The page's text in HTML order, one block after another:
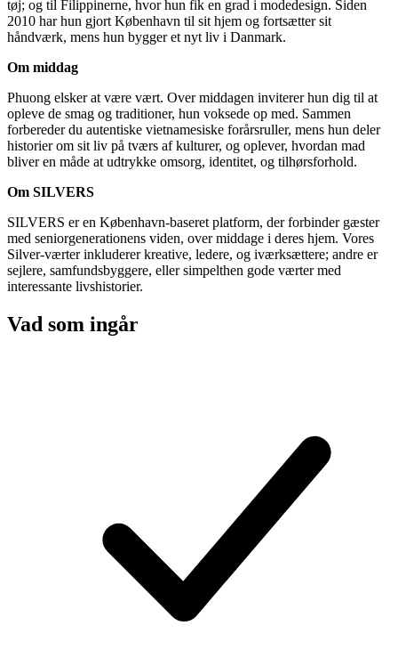
tøj; og til Filippinerne, hvor hun fik en grad i modedesign. Siden
2010 har hun gjort København til sit hjem og fortsætter sit
håndværk, mens hun bygger et nyt liv i Danmark.
Om middag
Phuong elsker at være vært. Over middagen inviterer hun dig til at
opleve de smag og traditioner, hun voksede op med. Sammen
forbereder du autentiske vietnamesiske forårsruller, mens hun deler
historier om sit liv på tværs af kulturer, og oplever, hvordan mad
bliver en måde at udtrykke omsorg, identitet, og tilhørsforhold.
Om SILVERS
SILVERS er en København-baseret platform, der forbinder gæster
med seniorgenerationens viden, over middage i deres hjem. Vores
Silver-værter inkluderer kreative, ledere, og iværksættere; andre er
sejlere, samfundsbyggere, eller simpelthen gode værter med
interessante livshistorier.
Vad som ingår